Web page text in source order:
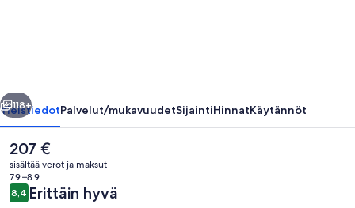
Seuraava
118+
YleistiedotPalvelut/mukavuudetSijaintiHinnatKäytännöt
Nykyinen
hinta
on
207 €
207 €
sisältää verot ja maksut
7.9.–8.9.
Arvostelut
8,48,4 kautta 10.
Erittäin hyvä